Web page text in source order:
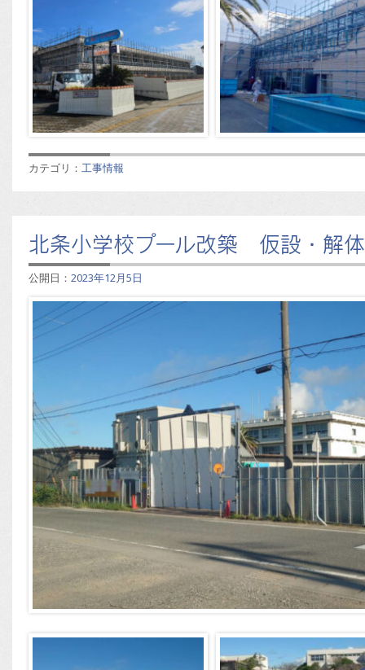
カテゴリ： 工事情報
北条小学校プール改築 仮設・解
公開日： 2023年12月5日